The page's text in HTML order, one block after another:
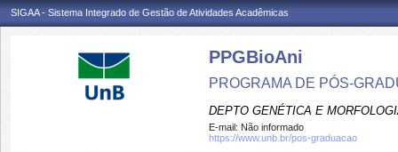
SIGAA - Sistema Integrado de Gestão de Atividades Acadêmicas
PPGBioAni
PROGRAMA DE PÓS-
DEPTO GENÉTICA E
E-mail: Não informado
https://www.unb.br/pos-graduacao